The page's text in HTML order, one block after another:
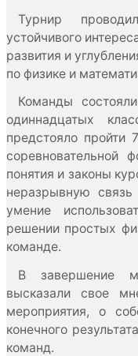
Турнир
устойчивого
развития и
по физике и
Команды
одиннадцатых
предстояло пройти
соревновательной
понятия и законы
неразрывную
умение
решении простых
команде.
В завершение
высказали свое
мероприятия, о
конечного
команд.